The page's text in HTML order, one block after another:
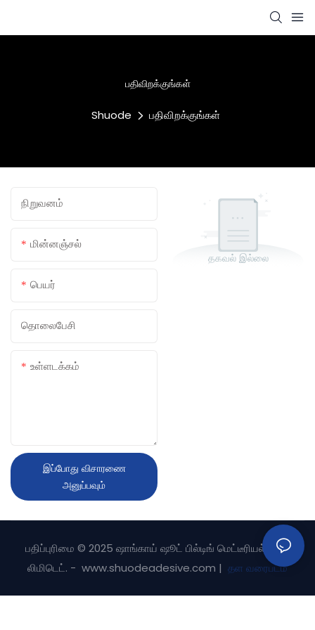
பதிவிறக்குங்கள்
Shuode பதிவிறக்குங்கள்
நிறுவனம்
மின்னஞ்சல்
பெயர்
தொலைபேசி
உள்ளடக்கம்
இப்போது விசாரணை
அனுப்பவும்
தகவல் இல்லை
பதிப்புரிமை © 2025 ஷாங்காய் ஷூட் பில்டிங் மெட்டீரியல் கோ.,
லிமிடெட். - www.shuodeadesive.com | தள வரைபடம்